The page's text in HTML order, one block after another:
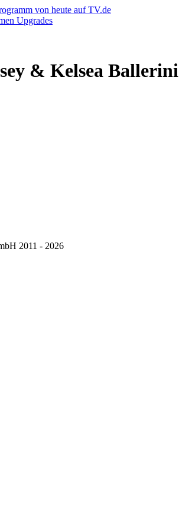
Upgrades
& Kelsea Ballerini
2011 - 2026